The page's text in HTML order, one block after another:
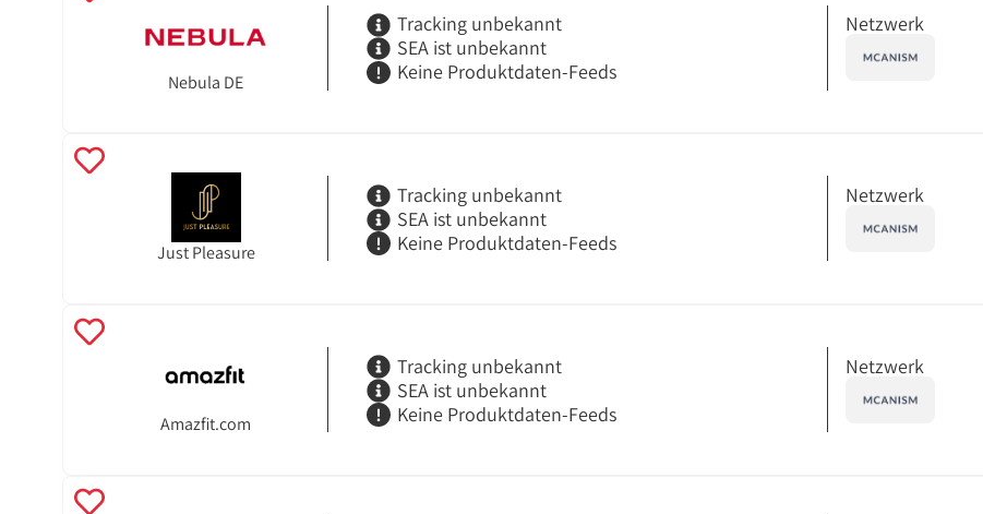
Nebula DE
Tracking unbekannt
SEA ist unbekannt
Keine Produktdaten-Feeds
Netzwerk
Just Pleasure
Tracking unbekannt
SEA ist unbekannt
Keine Produktdaten-Feeds
Netzwerk
Amazfit.com
Tracking unbekannt
SEA ist unbekannt
Keine Produktdaten-Feeds
Netzwerk